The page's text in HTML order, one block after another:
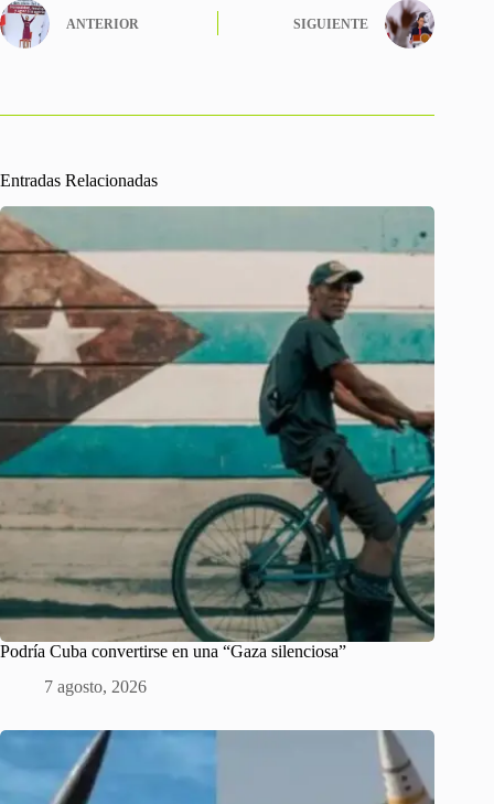
ANTERIOR SIGUIENTE
Entradas Relacionadas
Podría Cuba convertirse en una “Gaza silenciosa”
7 agosto, 2026